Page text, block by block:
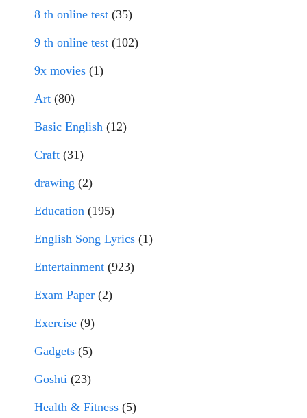
8 th online test (35)
9 th online test (102)
9x movies (1)
Art (80)
Basic English (12)
Craft (31)
drawing (2)
Education (195)
English Song Lyrics (1)
Entertainment (923)
Exam Paper (2)
Exercise (9)
Gadgets (5)
Goshti (23)
Health & Fitness (5)